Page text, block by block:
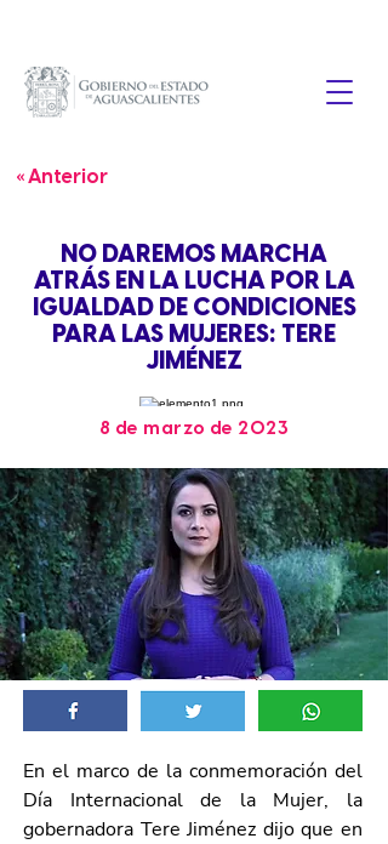
« Anterior
NO DAREMOS MARCHA
ATRÁS EN LA LUCHA POR LA
IGUALDAD DE CONDICIONES
PARA LAS MUJERES: TERE
JIMÉNEZ
8 de marzo de 2023
En el marco de la conmemoración del
Día Internacional de la Mujer, la
gobernadora Tere Jiménez dijo que en